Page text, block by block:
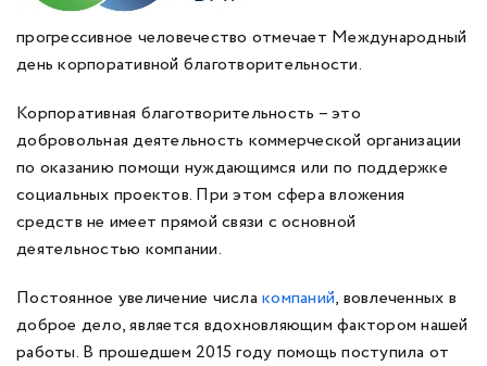
прогрессивное человечество отмечает Международный
день корпоративной благотворительности.
Корпоративная благотворительность – это
добровольная деятельность коммерческой организации
по оказанию помощи нуждающимся или по поддержке
социальных проектов. При этом сфера вложения
средств не имеет прямой связи с основной
деятельностью компании.
Постоянное увеличение числакомпаний, вовлеченных в
доброе дело, является вдохновляющим фактором нашей
работы. В прошедшем 2015 году помощь поступила от